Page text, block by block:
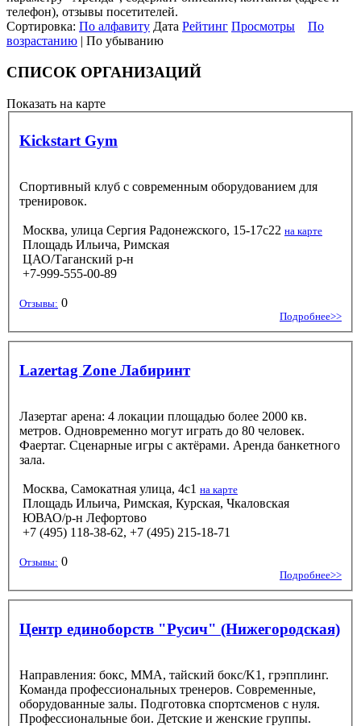
телефон), отзывы посетителей.
Сортировка: По алфавиту Дата Рейтинг Просмотры
По
возрастанию | По убыванию
СПИСОК ОРГАНИЗАЦИЙ
Показать на карте
Kickstart Gym
Спортивный клуб с современным оборудованием для
тренировок.
Москва, улица Сергия Радонежского, 15-17с22 на карте
Площадь Ильича, Римская
ЦАО/Таганский р-н
+7-999-555-00-89
Отзывы: 0
Подробнее>>
Lazertag Zone Лабиринт
Лазертаг арена: 4 локации площадью более 2000 кв.
метров. Одновременно могут играть до 80 человек.
Фаертаг. Сценарные игры с актёрами. Аренда банкетного
зала.
Москва, Самокатная улица, 4с1 на карте
Площадь Ильича, Римская, Курская, Чкаловская
ЮВАО/р-н Лефортово
+7 (495) 118-38-62, +7 (495) 215-18-71
Отзывы: 0
Подробнее>>
Центр единоборств "Русич" (Нижегородская)
Направления: бокс, MMA, тайский бокс/K1, грэпплинг.
Команда профессиональных тренеров. Современные,
оборудованные залы. Подготовка спортсменов с нуля.
Профессиональные бои. Детские и женские группы.